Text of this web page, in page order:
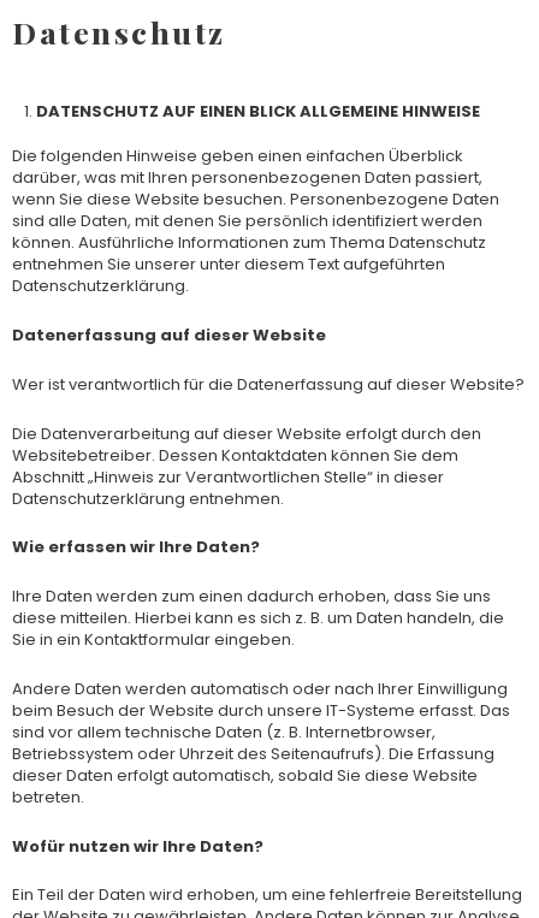
Datenschutz
DATENSCHUTZ AUF EINEN BLICK ALLGEMEINE HINWEISE
Die folgenden Hinweise geben einen einfachen Überblick
darüber, was mit Ihren personenbezogenen Daten passiert,
wenn Sie diese Website besuchen. Personenbezogene Daten
sind alle Daten, mit denen Sie persönlich identifiziert werden
können. Ausführliche Informationen zum Thema Datenschutz
entnehmen Sie unserer unter diesem Text aufgeführten
Datenschutzerklärung.
Datenerfassung auf dieser Website
Wer ist verantwortlich für die Datenerfassung auf dieser Website?
Die Datenverarbeitung auf dieser Website erfolgt durch den
Websitebetreiber. Dessen Kontaktdaten können Sie dem
Abschnitt „Hinweis zur Verantwortlichen Stelle“ in dieser
Datenschutzerklärung entnehmen.
Wie erfassen wir Ihre Daten?
Ihre Daten werden zum einen dadurch erhoben, dass Sie uns
diese mitteilen. Hierbei kann es sich z. B. um Daten handeln, die
Sie in ein Kontaktformular eingeben.
Andere Daten werden automatisch oder nach Ihrer Einwilligung
beim Besuch der Website durch unsere IT-Systeme erfasst. Das
sind vor allem technische Daten (z. B. Internetbrowser,
Betriebssystem oder Uhrzeit des Seitenaufrufs). Die Erfassung
dieser Daten erfolgt automatisch, sobald Sie diese Website
betreten.
Wofür nutzen wir Ihre Daten?
Ein Teil der Daten wird erhoben, um eine fehlerfreie Bereitstellung